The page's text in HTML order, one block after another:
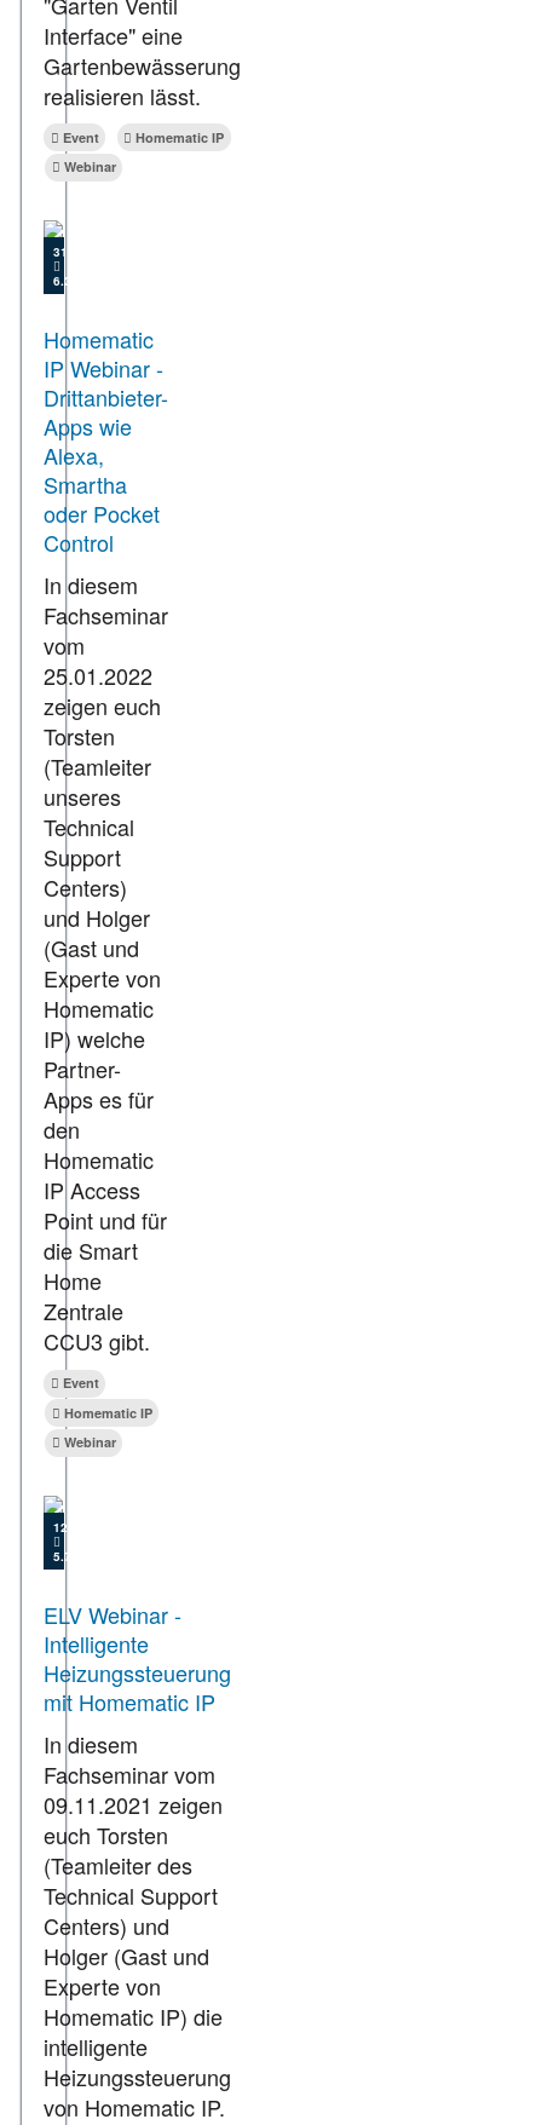
Interface" eine
Gartenbewässerung
realisieren lässt.
Event
Homematic IP
Webinar
31.01.2022
6.356
Homematic
IP Webinar -
Drittanbieter-
Apps wie
Alexa,
Smartha
oder Pocket
Control
In diesem
Fachseminar
vom
25.01.2022
zeigen euch
Torsten
(Teamleiter
unseres
Technical
Support
Centers)
und Holger
(Gast und
Experte von
Homematic
IP) welche
Partner-
Apps es für
den
Homematic
IP Access
Point und für
die Smart
Home
Zentrale
CCU3 gibt.
Event
Homematic IP
Webinar
12.11.2021
5.772
ELV Webinar -
Intelligente
Heizungssteuerung
mit Homematic IP
In diesem
Fachseminar vom
09.11.2021 zeigen
euch Torsten
(Teamleiter des
Technical Support
Centers) und
Holger (Gast und
Experte von
Homematic IP) die
intelligente
Heizungssteuerung
von Homematic IP.